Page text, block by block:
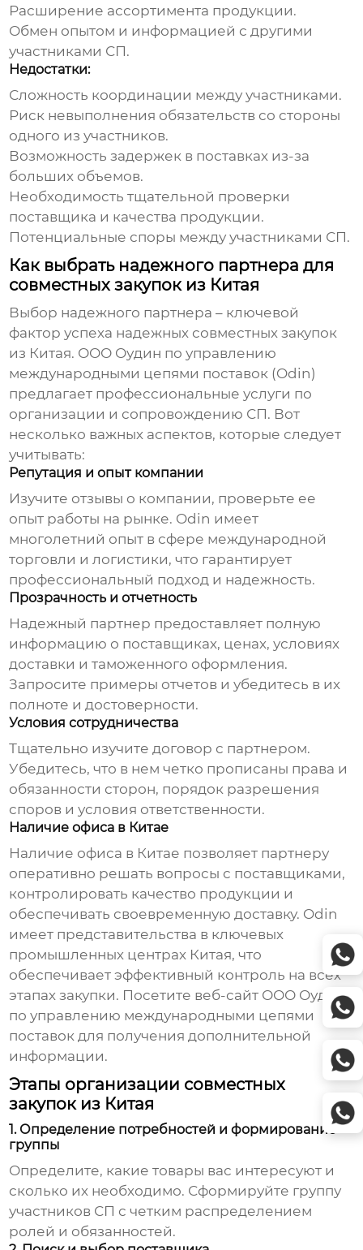
Расширение ассортимента продукции.
Обмен опытом и информацией с другими
участниками СП.
Недостатки:
Сложность координации между участниками.
Риск невыполнения обязательств со стороны
одного из участников.
Возможность задержек в поставках из-за
больших объемов.
Необходимость тщательной проверки
поставщика и качества продукции.
Потенциальные споры между участниками СП.
Как выбрать надежного партнера для
совместных закупок из Китая
Выбор надежного партнера – ключевой
фактор успеха надежных совместных закупок
из Китая. ООО Оудин по управлению
международными цепями поставок (Odin)
предлагает профессиональные услуги по
организации и сопровождению СП. Вот
несколько важных аспектов, которые следует
учитывать:
Репутация и опыт компании
Изучите отзывы о компании, проверьте ее
опыт работы на рынке. Odin имеет
многолетний опыт в сфере международной
торговли и логистики, что гарантирует
профессиональный подход и надежность.
Прозрачность и отчетность
Надежный партнер предоставляет полную
информацию о поставщиках, ценах, условиях
доставки и таможенного оформления.
Запросите примеры отчетов и убедитесь в их
полноте и достоверности.
Условия сотрудничества
Тщательно изучите договор с партнером.
Убедитесь, что в нем четко прописаны права и
обязанности сторон, порядок разрешения
споров и условия ответственности.
Наличие офиса в Китае
Наличие офиса в Китае позволяет партнеру
оперативно решать вопросы с поставщиками,
контролировать качество продукции и
обеспечивать своевременную доставку. Odin
имеет представительства в ключевых
промышленных центрах Китая, что
обеспечивает эффективный контроль на всех
этапах закупки. Посетите веб-сайт ООО Оудин
по управлению международными цепями
поставок для получения дополнительной
информации.
Этапы организации совместных
закупок из Китая
1. Определение потребностей и формирование
группы
Определите, какие товары вас интересуют и
сколько их необходимо. Сформируйте группу
участников СП с четким распределением
ролей и обязанностей.